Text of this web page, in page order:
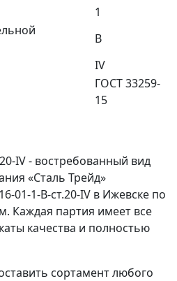
1
В
IV
ГОСТ 33259-
15
IV - востребованный вид
«Сталь Трейд»
01-1-B-ст.20-IV в Ижевске по
Каждая партия имеет все
качества и полностью
сортамент любого